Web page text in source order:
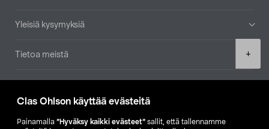
Clas Ohlson käyttää evästeitä
Painamalla ”Hyväksy kaikki evästeet” sallit, että tallennamme
+
Yleisiä kysymyksiä
Tietoa meistä